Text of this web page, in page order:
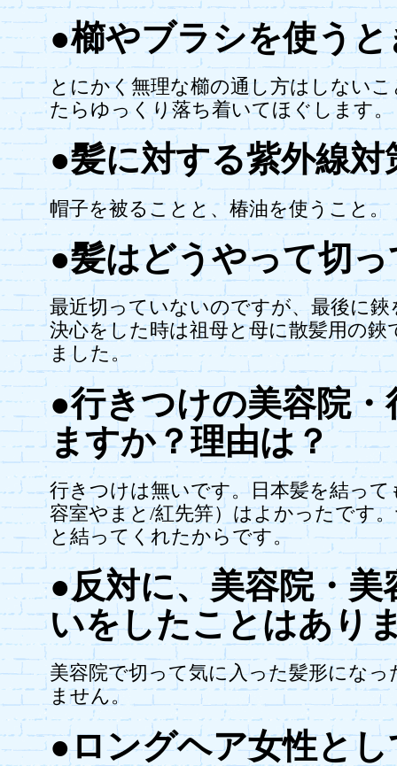
●櫛やブラシを使う
とにかく無理な櫛の通し方はしない
たらゆっくり落ち着いてほぐします。
●髪に対する紫外線
帽子を被ることと、椿油を使うこと。
●髪はどうやって切
最近切っていないのですが、最後に
決心をした時は祖母と母に散髪用の鋏
ました。
●行きつけの美容院
ますか？理由は？
行きつけは無いです。日本髪を結っ
容室やまと/紅先笄）はよかったです
と結ってくれたからです。
●反対に、美容院・
いをしたことはあり
美容院で切って気に入った髪形にな
ません。
●ロングヘア女性と